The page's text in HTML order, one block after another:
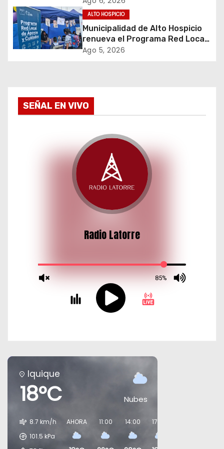
n
t
r
d
a
ALTO HOSPICIO
Municipalidad de Alto Hospicio
renueva el Programa Red Local
de Apoyos y Cuidados
Ago 5, 2026
SEÑAL EN VIVO
Iquique
18°C Nubes
8.7 km/h
101.5 kPa
AHORA 11:00 14:00 17:00